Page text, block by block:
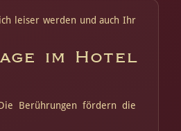
leiser werden und auch Ihr
im Hotel
Berührungen fördern die